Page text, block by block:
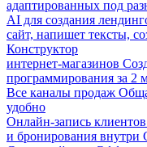
адаптированных под
AI для создания
сайт, напишет тексты,
Конструктор
интернет-магазинов
программирования за 2
Все каналы продаж
удобно
Онлайн-запись клиентов
и бронирования внутри